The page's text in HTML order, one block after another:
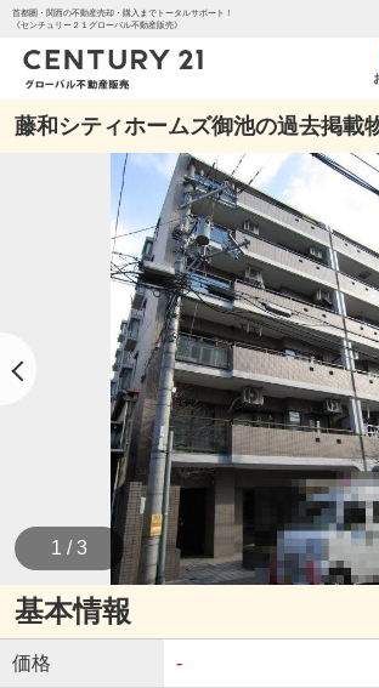
首都圏・関西の不動産売却・購入までトータルサポート！
《センチュリー２１グローバル不動産販売》
藤和シティホームズ御池の過去掲載
1 / 3
基本情報
価格 -